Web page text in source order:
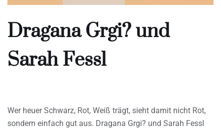
Dragana Grgi? und
Sarah Fessl
Wer heuer Schwarz, Rot, Weiß trägt, sieht damit nicht Rot,
sondern einfach gut aus. Dragana Grgi? und Sarah Fessl